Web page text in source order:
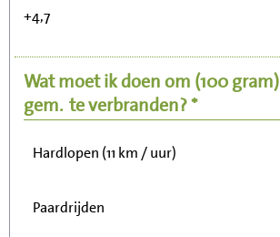
+4,7
Wat moet ik doen om (100 gram)
gem. te verbranden? *
Wandelen (5 km/uur)
Hardlopen (11 km / uur)
Paardrijden